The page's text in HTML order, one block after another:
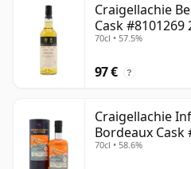
Craigellachie
Cask #8101269
70cl • 57.5%
97 € ?
Craigellachie
Bordeaux Cask
70cl • 58.6%